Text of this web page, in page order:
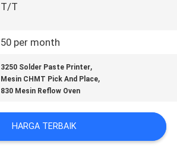
T/T
50 per month
3250 Solder Paste Printer,
Mesin CHMT Pick And Place,
830 Mesin Reflow Oven
HARGA TERBAIK